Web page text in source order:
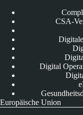
CSA-
Digital
Europäische Union